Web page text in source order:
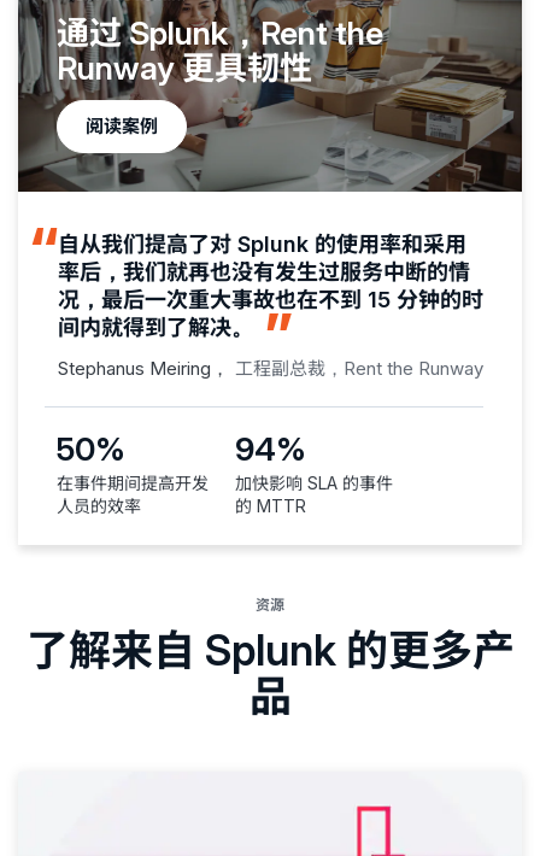
通过 Splunk，Rent the
Runway 更具韧性
阅读案例
自从我们提高了对 Splunk 的使用率和采用
率后，我们就再也没有发生过服务中断的情
况，最后一次重大事故也在不到 15 分钟的时
间内就得到了解决。
Stephanus Meiring， 工程副总裁，Rent the Runway
50%
在事件期间提高开发
人员的效率
94%
加快影响 SLA 的事件
的 MTTR
资源
了解来自 Splunk 的更多产
品